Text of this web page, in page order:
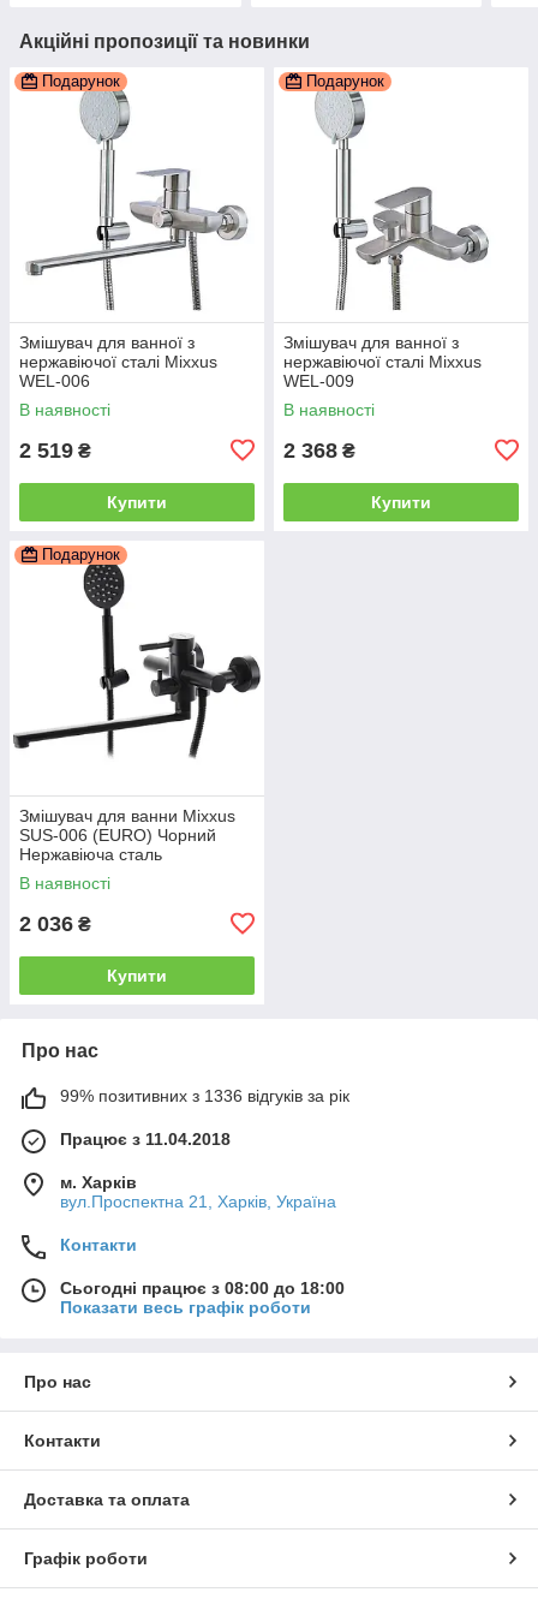
Акційні пропозиції та новинки
Подарунок
Змішувач для ванної з
нержавіючої сталі Mixxus
WEL-006
В наявності
2 519 ₴
Купити
Подарунок
Змішувач для ванної з
нержавіючої сталі Mixxus
WEL-009
В наявності
2 368 ₴
Купити
Подарунок
Змішувач для ванни Mixxus
SUS-006 (EURO) Чорний
Нержавіюча сталь
В наявності
2 036 ₴
Купити
Про нас
99% позитивних з 1336 відгуків за рік
Працює з 11.04.2018
м. Харків
вул.Проспектна 21, Харків, Україна
Контакти
Сьогодні працює з 08:00 до 18:00
Показати весь графік роботи
Про нас
Контакти
Доставка та оплата
Графік роботи